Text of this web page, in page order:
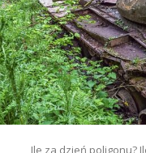
Ile za dzień poligonu?